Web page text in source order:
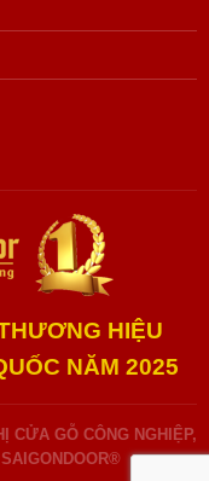
HIỆU
NĂM 2025
CỬA GỖ CÔNG NGHIỆP,